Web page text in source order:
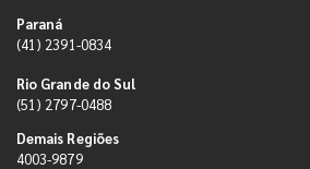
Paraná
(41) 2391-0834
Rio Grande do Sul
(51) 2797-0488
Demais Regiões
4003-9879